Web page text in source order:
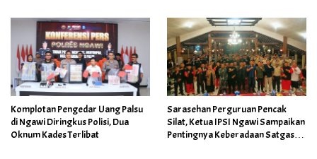
Komplotan Pengedar Uang Palsu
di Ngawi Diringkus Polisi, Dua
Oknum Kades Terlibat
Sarasehan Perguruan Pencak
Silat, Ketua IPSI Ngawi Sampaikan
Pentingnya Keberadaan Satgas